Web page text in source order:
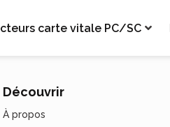
carte vitale PC/SC
Découvrir
À propos